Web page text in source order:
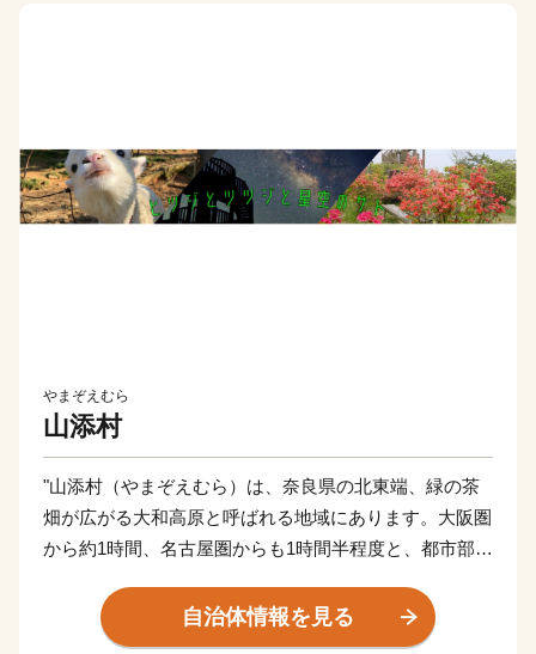
やまぞえむら
山添村
"山添村（やまぞえむら）は、奈良県の北東端、緑の茶
畑が広がる大和高原と呼ばれる地域にあります。大阪圏
から約1時間、名古屋圏からも1時間半程度と、都市部か
カ」です。
村のシンボル「神野山(こうのやま)」は、山つつじの群
自治体情報を見る